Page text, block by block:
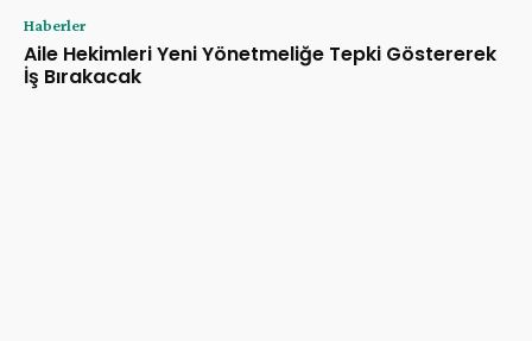
Haberler
Aile Hekimleri Yeni Yönetmeliğe Tepki Göstererek
İş Bırakacak